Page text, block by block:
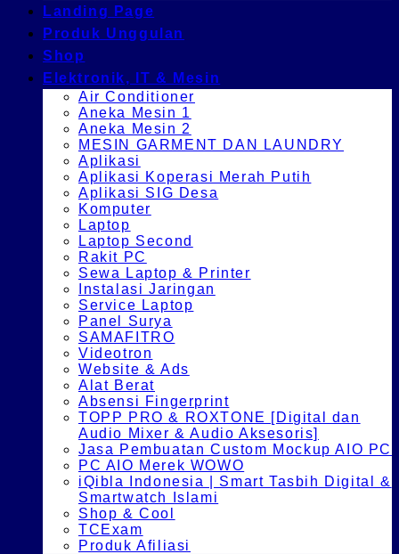
Landing Page
Produk Unggulan
Shop
Elektronik, IT & Mesin
Air Conditioner
Aneka Mesin 1
Aneka Mesin 2
MESIN GARMENT DAN LAUNDRY
Aplikasi
Aplikasi Koperasi Merah Putih
Aplikasi SIG Desa
Komputer
Laptop
Laptop Second
Rakit PC
Sewa Laptop & Printer
Instalasi Jaringan
Service Laptop
Panel Surya
SAMAFITRO
Videotron
Website & Ads
Alat Berat
Absensi Fingerprint
TOPP PRO & ROXTONE [Digital dan
Audio Mixer & Audio Aksesoris]
Jasa Pembuatan Custom Mockup AIO PC
PC AIO Merek WOWO
iQibla Indonesia | Smart Tasbih Digital &
Smartwatch Islami
Shop & Cool
TCExam
Produk Afiliasi